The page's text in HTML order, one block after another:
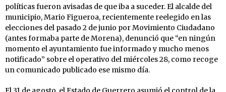
políticas fueron avisadas de que iba a suceder. El alcalde del
municipio, Mario Figueroa, recientemente reelegido en las
elecciones del pasado 2 de junio por Movimiento Ciudadano
(antes formaba parte de Morena), denunció que “en ningún
momento el ayuntamiento fue informado y mucho menos
notificado” sobre el operativo del miércoles 28, como recoge
un comunicado publicado ese mismo día.